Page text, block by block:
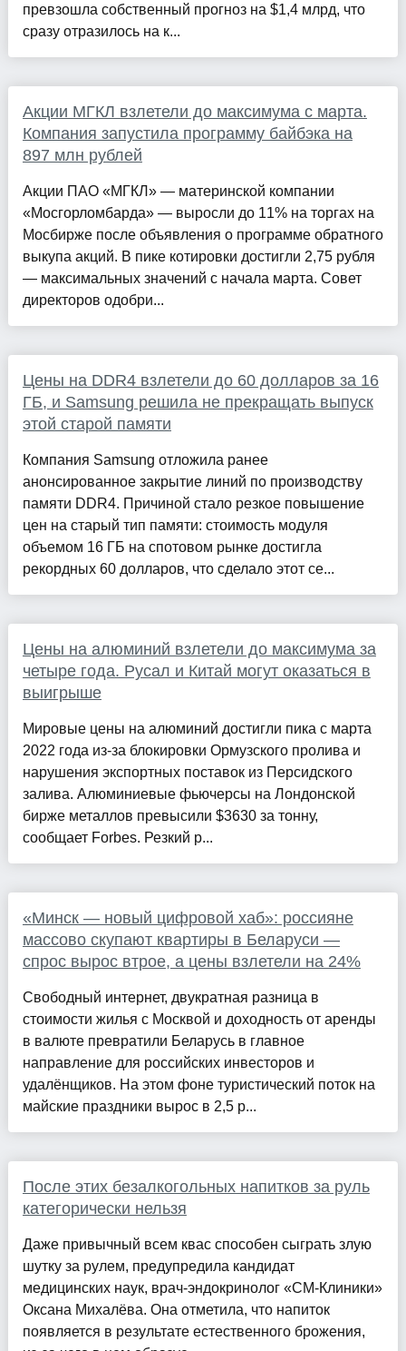
превзошла собственный прогноз на $1,4 млрд, что
сразу отразилось на к...
Акции МГКЛ взлетели до максимума с марта.
Компания запустила программу байбэка на
897 млн рублей
Акции ПАО «МГКЛ» — материнской компании
«Мосгорломбарда» — выросли до 11% на торгах на
Мосбирже после объявления о программе обратного
выкупа акций. В пике котировки достигли 2,75 рубля
— максимальных значений с начала марта. Совет
директоров одобри...
Цены на DDR4 взлетели до 60 долларов за 16
ГБ, и Samsung решила не прекращать выпуск
этой старой памяти
Компания Samsung отложила ранее
анонсированное закрытие линий по производству
памяти DDR4. Причиной стало резкое повышение
цен на старый тип памяти: стоимость модуля
объемом 16 ГБ на спотовом рынке достигла
рекордных 60 долларов, что сделало этот се...
Цены на алюминий взлетели до максимума за
четыре года. Русал и Китай могут оказаться в
выигрыше
Мировые цены на алюминий достигли пика с марта
2022 года из-за блокировки Ормузского пролива и
нарушения экспортных поставок из Персидского
залива. Алюминиевые фьючерсы на Лондонской
бирже металлов превысили $3630 за тонну,
сообщает Forbes. Резкий р...
«Минск — новый цифровой хаб»: россияне
массово скупают квартиры в Беларуси —
спрос вырос втрое, а цены взлетели на 24%
Свободный интернет, двукратная разница в
стоимости жилья с Москвой и доходность от аренды
в валюте превратили Беларусь в главное
направление для российских инвесторов и
удалёнщиков. На этом фоне туристический поток на
майские праздники вырос в 2,5 р...
После этих безалкогольных напитков за руль
категорически нельзя
Даже привычный всем квас способен сыграть злую
шутку за рулем, предупредила кандидат
медицинских наук, врач-эндокринолог «СМ-Клиники»
Оксана Михалёва. Она отметила, что напиток
появляется в результате естественного брожения,